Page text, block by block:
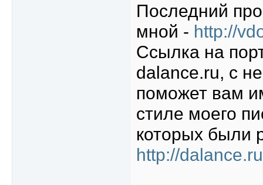
Последний
мной - http://
Ссылка на
dalance.ru, с
поможет вам
стиле моего
которых были
http://